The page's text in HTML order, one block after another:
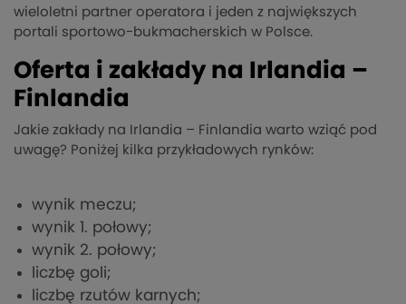
wieloletni partner operatora i jeden z największych
portali sportowo-bukmacherskich w Polsce.
Oferta i zakłady na Irlandia –
Finlandia
Jakie zakłady na Irlandia – Finlandia warto wziąć pod
uwagę? Poniżej kilka przykładowych rynków:
wynik meczu;
wynik 1. połowy;
wynik 2. połowy;
liczbę goli;
liczbę rzutów karnych;